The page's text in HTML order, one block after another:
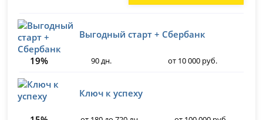
Выгодный старт + Сбербанк
19% 90 дн. от 10 000 руб.
Ключ к успеху